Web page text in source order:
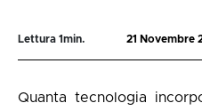
Lettura 1min. 21 Novembre
Quanta tecnologia